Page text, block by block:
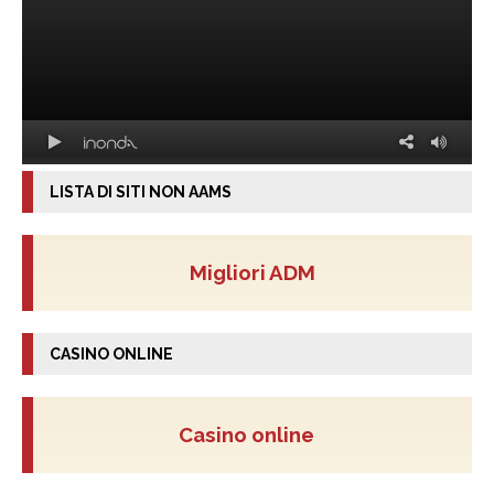
LISTA DI SITI NON AAMS
Migliori ADM
CASINO ONLINE
Casino online